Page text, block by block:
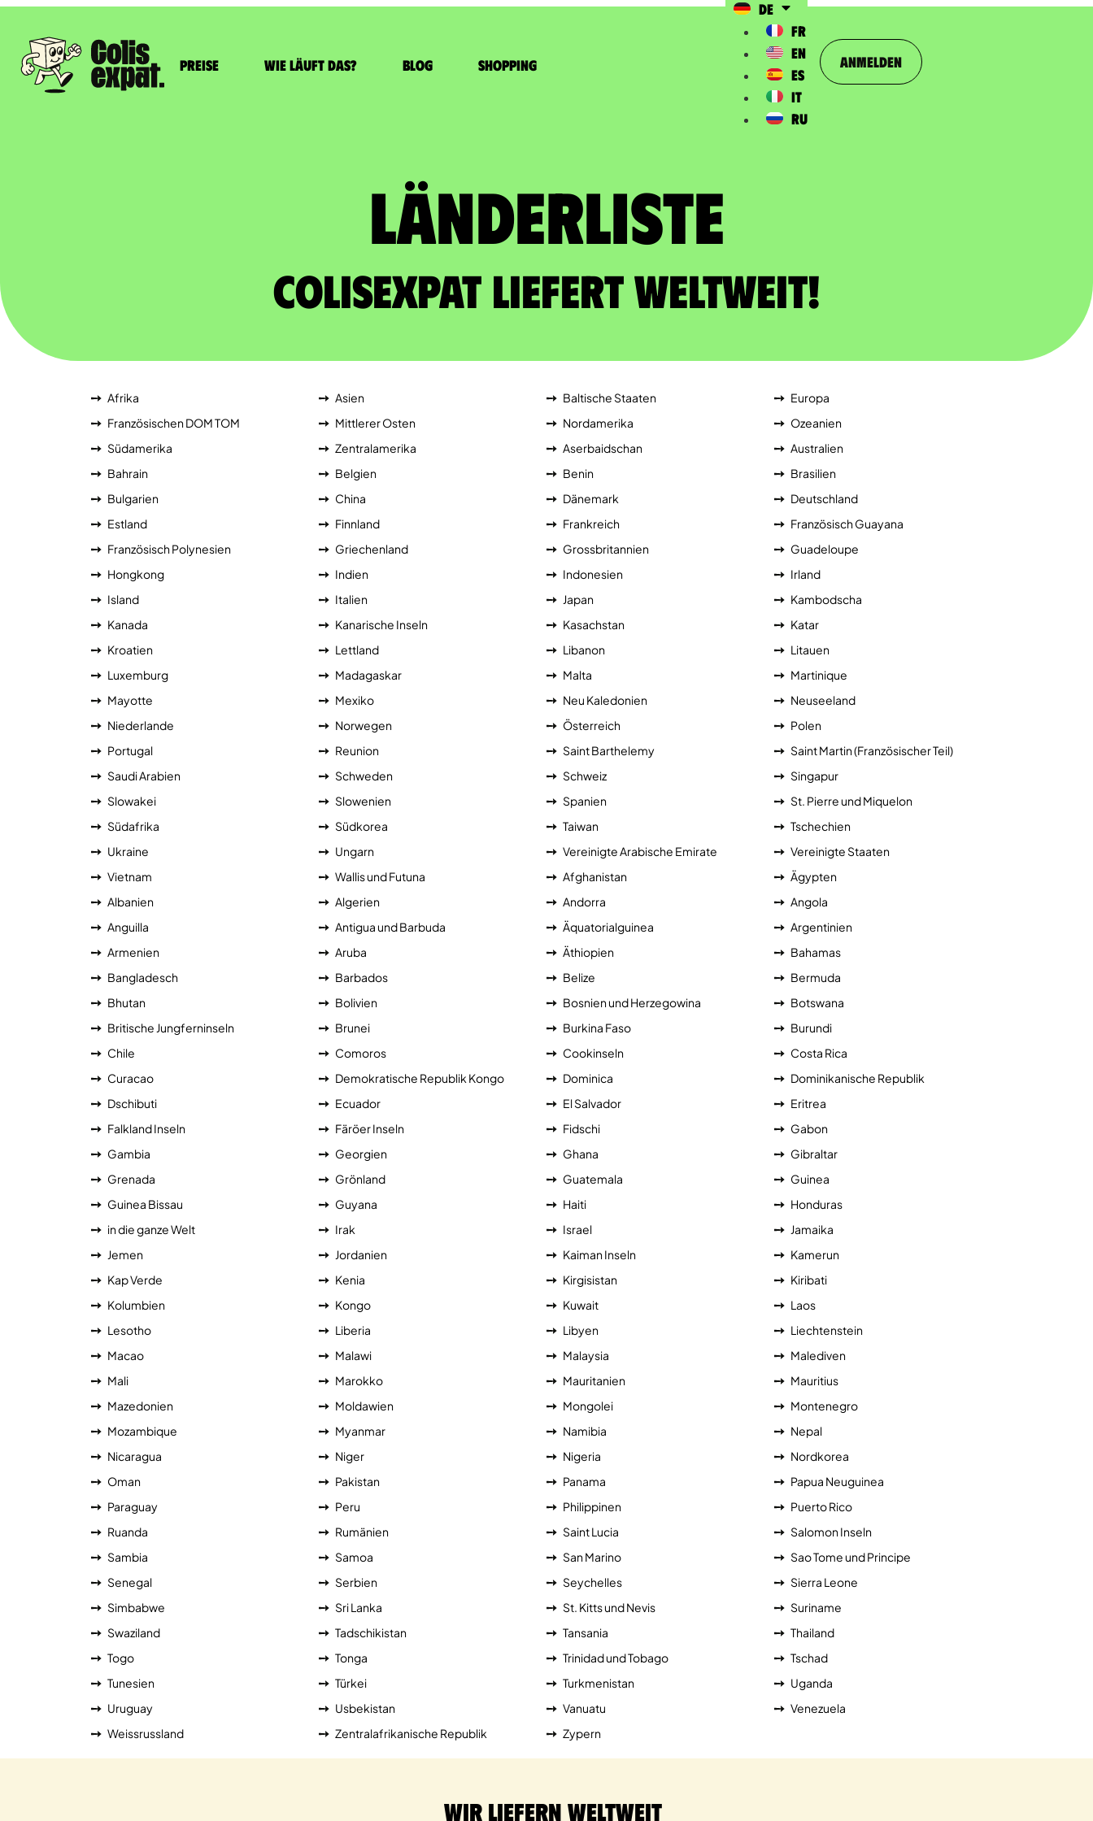
Preise Wie läuft das? Blog Shopping
DE
FR
EN
ES
IT
RU
Anmelden
Länderliste​
ColisExpat liefert weltweit!
Afrika Asien Baltische Staaten
Europa
Französischen DOM TOM
Mittlerer Osten Nordamerika
Ozeanien
Südamerika
Zentralamerika Aserbaidschan
Australien
Bahrain
Belgien Benin
Brasilien
Bulgarien
China Dänemark
Deutschland
Estland
Finnland Frankreich
Französisch Guayana
Französisch Polynesien
Griechenland Grossbritannien
Guadeloupe
Hongkong
Indien Indonesien
Irland
Island
Italien Japan
Kambodscha
Kanada
Kanarische Inseln Kasachstan
Katar
Kroatien
Lettland Libanon
Litauen
Luxemburg
Madagaskar Malta
Martinique
Mayotte
Mexiko Neu Kaledonien
Neuseeland
Niederlande
Norwegen Österreich
Polen
Portugal
Reunion Saint Barthelemy
Saint Martin (Französischer Teil)
Saudi Arabien
Schweden Schweiz
Singapur
Slowakei
Slowenien Spanien
St. Pierre und Miquelon
Südafrika
Südkorea Taiwan
Tschechien
Ukraine
Ungarn Vereinigte Arabische Emirate
Vereinigte Staaten
Vietnam
Wallis und Futuna Afghanistan
Ägypten
Albanien
Algerien Andorra
Angola
Anguilla
Antigua und Barbuda Äquatorialguinea
Argentinien
Armenien
Aruba Äthiopien
Bahamas
Bangladesch
Barbados Belize
Bermuda
Bhutan
Bolivien Bosnien und Herzegowina
Botswana
Britische Jungferninseln
Brunei Burkina Faso
Burundi
Chile
Comoros Cookinseln
Costa Rica
Curacao
Demokratische Republik Kongo Dominica
Dominikanische Republik
Dschibuti
Ecuador El Salvador
Eritrea
Falkland Inseln
Färöer Inseln Fidschi
Gabon
Gambia
Georgien Ghana
Gibraltar
Grenada
Grönland Guatemala
Guinea
Guinea Bissau
Guyana Haiti
Honduras
in die ganze Welt
Irak Israel
Jamaika
Jemen
Jordanien Kaiman Inseln
Kamerun
Kap Verde
Kenia Kirgisistan
Kiribati
Kolumbien
Kongo Kuwait
Laos
Lesotho
Liberia Libyen
Liechtenstein
Macao
Malawi Malaysia
Malediven
Mali
Marokko Mauritanien
Mauritius
Mazedonien
Moldawien Mongolei
Montenegro
Mozambique
Myanmar Namibia
Nepal
Nicaragua
Niger Nigeria
Nordkorea
Oman
Pakistan Panama
Papua Neuguinea
Paraguay
Peru Philippinen
Puerto Rico
Ruanda
Rumänien Saint Lucia
Salomon Inseln
Sambia
Samoa San Marino
Sao Tome und Principe
Senegal
Serbien Seychelles
Sierra Leone
Simbabwe
Sri Lanka St. Kitts und Nevis
Suriname
Swaziland
Tadschikistan Tansania
Thailand
Togo
Tonga Trinidad und Tobago
Tschad
Tunesien
Türkei Turkmenistan
Uganda
Uruguay
Usbekistan Vanuatu
Venezuela
Weissrussland
Zentralafrikanische Republik Zypern
Wir liefern weltweit